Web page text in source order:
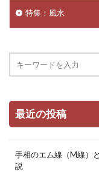
特集：風水
最近の投稿
手相のエム線（M線）
説